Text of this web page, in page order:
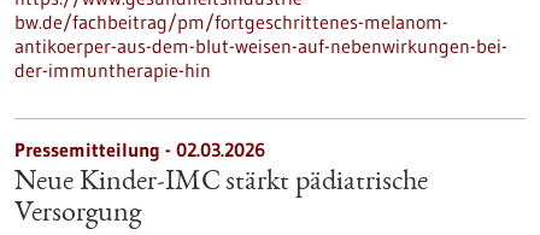
bw.de/fachbeitrag/pm/fortgeschrittenes-melanom-
antikoerper-aus-dem-blut-weisen-auf-nebenwirkungen-bei-
der-immuntherapie-hin
Pressemitteilung - 02.03.2026
Neue Kinder-IMC stärkt pädiatrische
Versorgung